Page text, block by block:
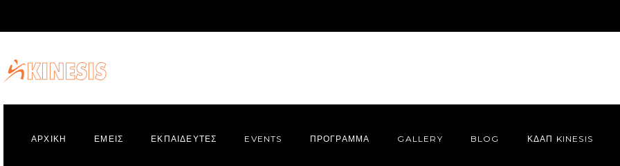
ΑΡΧΙΚΗ ΕΜΕΙΣ ΕΚΠΑΙΔΕΥΤΕΣ EVENTS ΠΡΌΓΡΑΜΜΑ GALLERY BLOG ΚΔΑΠ KINESIS